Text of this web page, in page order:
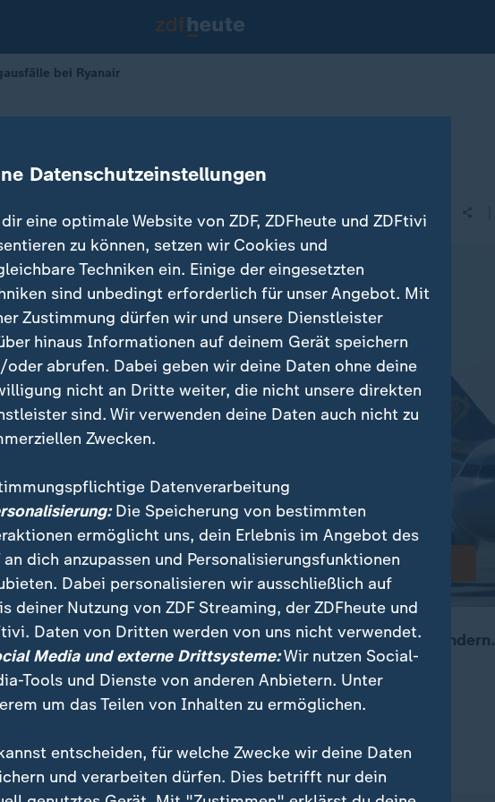
bei Ryanair
bei Ryanair
der irischen Billigairline Ryanair streikt in mehreren Ländern.
europaweit ausfallen.
Datenschutzeinstellungen
eine optimale Website von ZDF, ZDFheute und ZDFtivi
zu können, setzen wir Cookies und
Techniken ein. Einige der eingesetzten
sind unbedingt erforderlich für unser Angebot. Mit
Zustimmung dürfen wir und unsere Dienstleister
hinaus Informationen auf deinem Gerät speichern
oder abrufen. Dabei geben wir deine Daten ohne deine
nicht an Dritte weiter, die nicht unsere direkten
sind. Wir verwenden deine Daten auch nicht zu
Zwecken.
Datenverarbeitung
Die Speicherung von bestimmten
ermöglicht uns, dein Erlebnis im Angebot des
an dich anzupassen und Personalisierungsfunktionen
Dabei personalisieren wir ausschließlich auf
deiner Nutzung von ZDF Streaming, der ZDFheute und
Daten von Dritten werden von uns nicht verwendet.
Media und externe Drittsysteme:Wir nutzen Social-
Tools und Dienste von anderen Anbietern. Unter
um das Teilen von Inhalten zu ermöglichen.
entscheiden, für welche Zwecke wir deine Daten
und verarbeiten dürfen. Dies betrifft nur dein